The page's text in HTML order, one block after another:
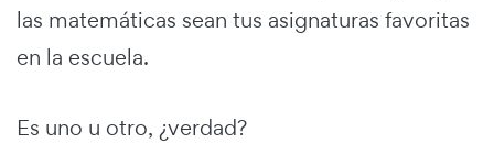
las matemáticas sean tus asignaturas favoritas
en la escuela.
Es uno u otro, ¿verdad?